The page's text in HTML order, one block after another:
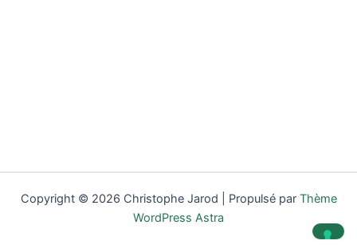
Copyright © 2026 Christophe Jarod | Propulsé par Thème
WordPress Astra